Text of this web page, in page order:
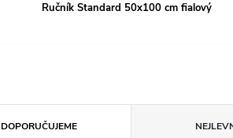
Ručník Standard 50x100 cm fialový
DOPORUČUJEME